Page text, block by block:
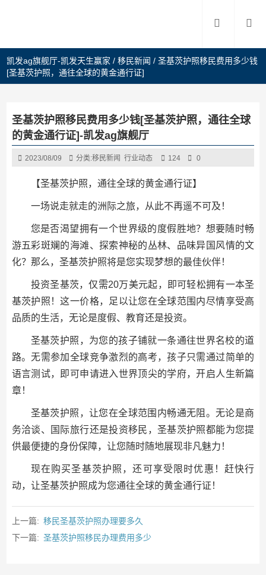
凯发ag旗舰厅-凯发天生赢家 /移民新闻 /圣基茨护照移民费用多少钱
[圣基茨护照，通往全球的黄金通行证]
圣基茨护照移民费用多少钱[圣基茨护照，通往全球
的黄金通行证]-凯发ag旗舰厅
2023/08/09 分类:移民新闻 行业动态 124 0
【圣基茨护照，通往全球的黄金通行证】
一场说走就走的洲际之旅，从此不再遥不可及！
您是否渴望拥有一个世界级的度假胜地？想要随时畅
游五彩斑斓的海滩、探索神秘的丛林、品味异国风情的文
化？那么，圣基茨护照将是您实现梦想的最佳伙伴！
投资圣基茨，仅需20万美元起，即可轻松拥有一本圣
基茨护照！这一价格，足以让您在全球范围内尽情享受高
品质的生活，无论是度假、教育还是投资。
圣基茨护照，为您的孩子铺就一条通往世界名校的道
路。无需参加全球竞争激烈的高考，孩子只需通过简单的
语言测试，即可申请进入世界顶尖的学府，开启人生新篇
章！
圣基茨护照，让您在全球范围内畅通无阻。无论是商
务洽谈、国际旅行还是投资移民，圣基茨护照都能为您提
供最便捷的身份保障，让您随时随地展现非凡魅力！
现在购买圣基茨护照，还可享受限时优惠！赶快行
动，让圣基茨护照成为您通往全球的黄金通行证！
上一篇: 移民圣基茨护照办理要多久
下一篇: 圣基茨护照移民办理费用多少